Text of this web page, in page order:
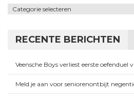
Categorieën
RECENTE BERICHTEN
Veensche Boys verliest eerste oefenduel
Meld je aan voor seniorenontbijt